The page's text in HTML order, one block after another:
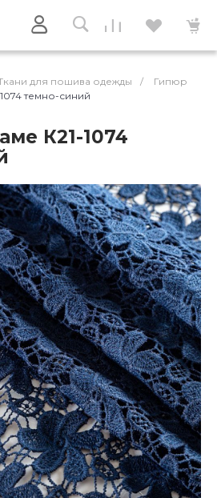
для пошива одежды /
Гипюр
темно-синий
К21-1074